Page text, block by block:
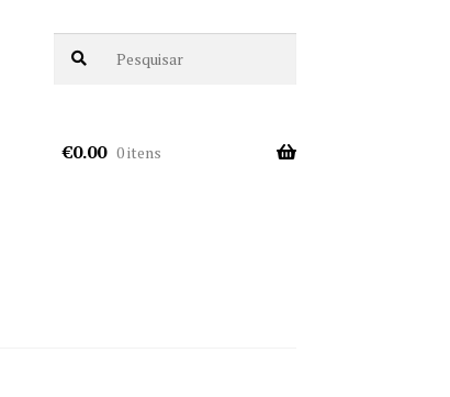
€0.00 0 itens